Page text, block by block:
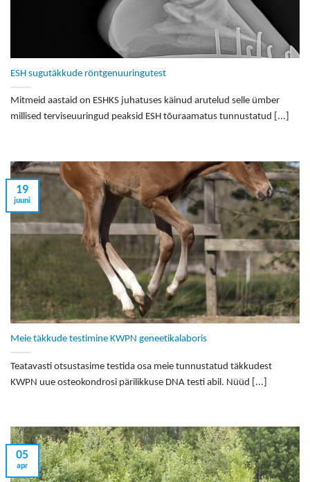
ESH sugutäkkude röntgenuuringutest
Mitmeid aastaid on ESHKS juhatuses käinud arutelud selle ümber
millised terviseuuringud peaksid ESH tõuraamatus tunnustatud [...]
Meie täkkude testimine KWPN geneetikalaboris
Teatavasti otsustasime testida osa meie tunnustatud täkkudest
KWPN uue osteokondrosi pärilikkuse DNA testi abil. Nüüd [...]
19
juuni
05
apr